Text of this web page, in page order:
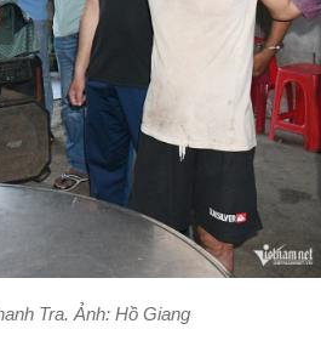
Tra. Ảnh: Hồ Giang